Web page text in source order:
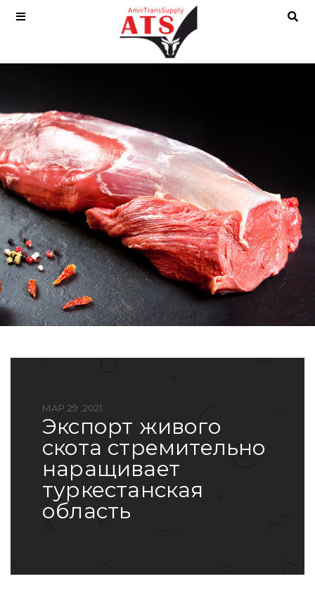
МАР 29 ,2021
экспорт живого
скота стремительно
наращивает
туркестанская
область